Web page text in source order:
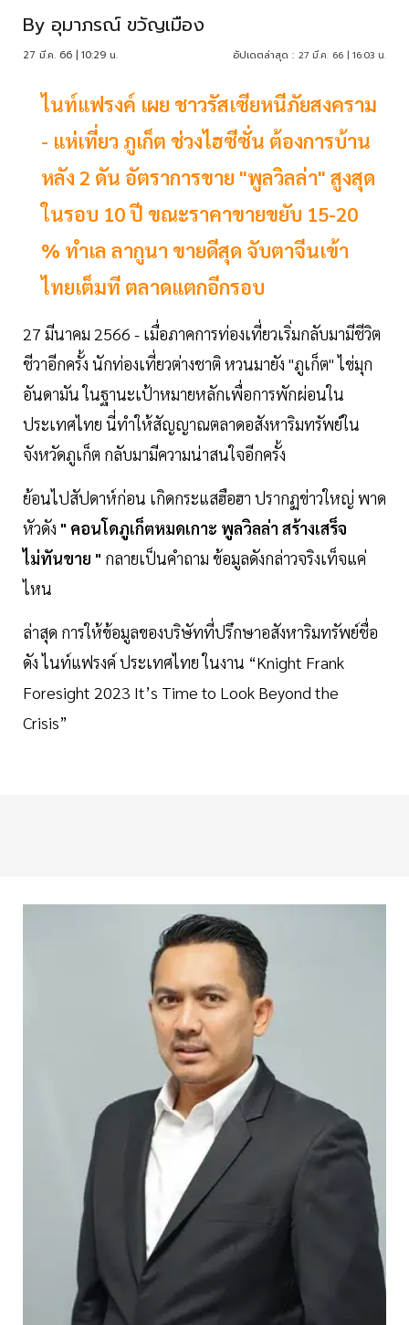
By อุมาภรณ์ ขวัญเมือง
27 มี.ค. 66 | 10:29 น. อัปเดตล่าสุด : 27 มี.ค. 66 | 16:03 น.
ไนท์แฟรงค์ เผย ชาวรัสเซียหนีภัยสงคราม
- แห่เที่ยว ภูเก็ต ช่วงไฮซีซั่น ต้องการบ้าน
หลัง 2 ดัน อัตราการขาย "พูลวิลล่า" สูงสุด
ในรอบ 10 ปี ขณะราคาขายขยับ 15-20
% ทำเล ลากูนา ขายดีสุด จับตาจีนเข้า
ไทยเต็มที ตลาดแตกอีกรอบ
27 มีนาคม 2566 - เมื่อภาคการท่องเที่ยวเริ่มกลับมามีชีวิต
ชีวาอีกครั้ง นักท่องเที่ยวต่างชาติ หวนมายัง "ภูเก็ต" ไข่มุก
อันดามัน ในฐานะเป้าหมายหลักเพื่อการพักผ่อนใน
ประเทศไทย นี่ทำให้สัญญาณตลาดอสังหาริมทรัพย์ใน
จังหวัดภูเก็ต กลับมามีความน่าสนใจอีกครั้ง
ย้อนไปสัปดาห์ก่อน เกิดกระแสฮือฮา ปรากฏข่าวใหญ่ พาด
หัวดัง " คอนโดภูเก็ตหมดเกาะ พูลวิลล่า สร้างเสร็จ
ไม่ทันขาย " กลายเป็นคำถาม ข้อมูลดังกล่าวจริงเท็จแค่
ไหน
ล่าสุด การให้ข้อมูลของบริษัทที่ปรึกษาอสังหาริมทรัพย์ชื่อ
ดัง ไนท์แฟรงค์ ประเทศไทย ในงาน “Knight Frank
Foresight 2023 It’s Time to Look Beyond the
Crisis”